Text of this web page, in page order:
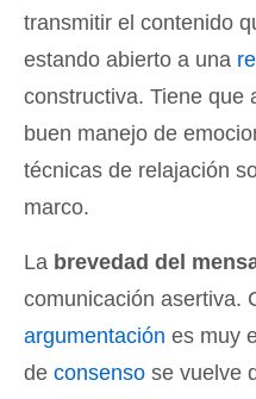
transmitir el contenido
estando abierto a una
constructiva. Tiene que
buen manejo de
técnicas de relajación
marco.
La brevedad del
comunicación asertiva.
argumentación es muy
de consenso se vuelve